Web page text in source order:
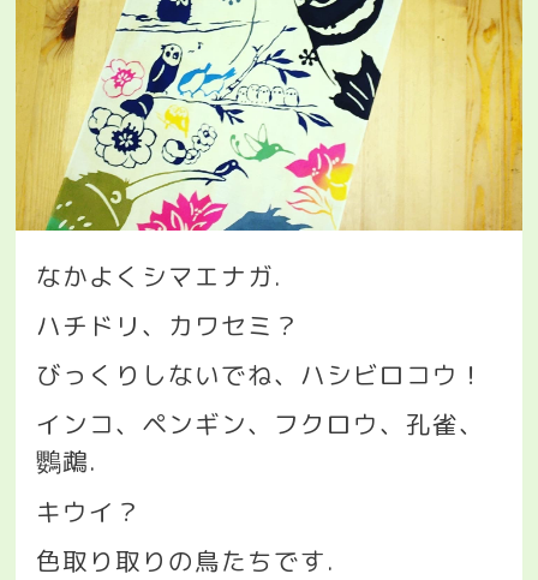
なかよくシマエナガ.
ハチドリ、カワセミ？
びっくりしないでね、ハシビロコウ！
インコ、ペンギン、フクロウ、孔雀、
鸚鵡.
キウイ？
色取り取りの鳥たちです.